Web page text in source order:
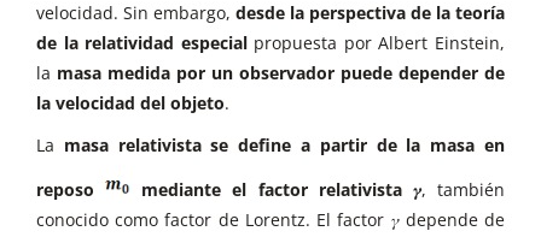
velocidad. Sin embargo, desde la perspectiva de la teoría
de la relatividad especialpropuesta por Albert Einstein,
la masa medida por un observador puede depender de
la velocidad del objeto.
La masa relativista se define a partir de la masa en
reposo
mediante el factor relativista 𝛾, también
conocido como factor de Lorentz. El factor 𝛾 depende de